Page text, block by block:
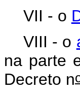
VII - o
VIII - o
na parte
Decreto n